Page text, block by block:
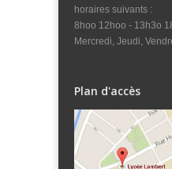
horaires suivants :
8hoo 12hoo - 13h3o
Mercredi, Jeudi,
Plan d'accès